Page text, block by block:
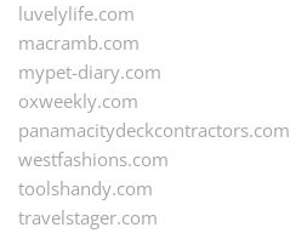
luvelylife.com
macramb.com
mypet-diary.com
oxweekly.com
panamacitydeckcontractors.com
westfashions.com
toolshandy.com
travelstager.com